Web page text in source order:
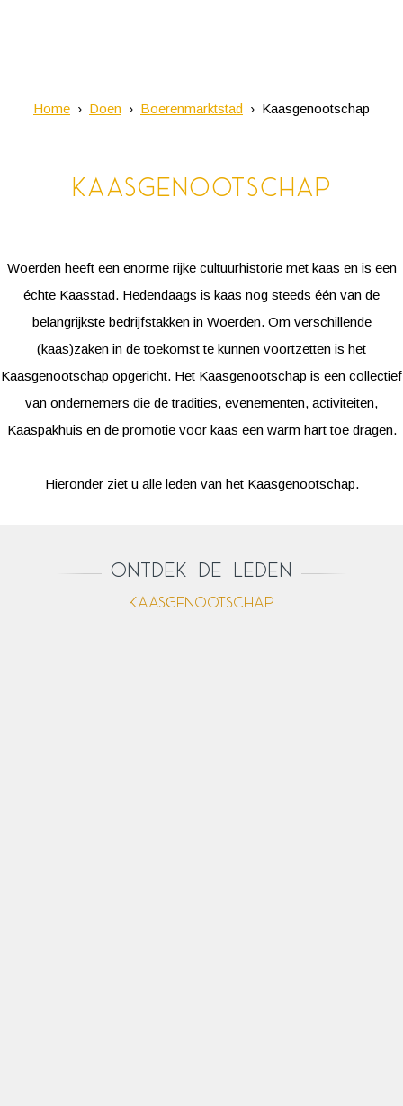
Home Doen Boerenmarktstad Kaasgenootschap
Kaasgenootschap
Woerden heeft een enorme rijke cultuurhistorie met kaas en is een
échte Kaasstad. Hedendaags is kaas nog steeds één van de
belangrijkste bedrijfstakken in Woerden. Om verschillende
(kaas)zaken in de toekomst te kunnen voortzetten is het
Kaasgenootschap opgericht. Het Kaasgenootschap is een collectief
van ondernemers die de tradities, evenementen, activiteiten,
Kaaspakhuis en de promotie voor kaas een warm hart toe dragen.
Hieronder ziet u alle leden van het Kaasgenootschap.
Ontdek de leden
Kaasgenootschap